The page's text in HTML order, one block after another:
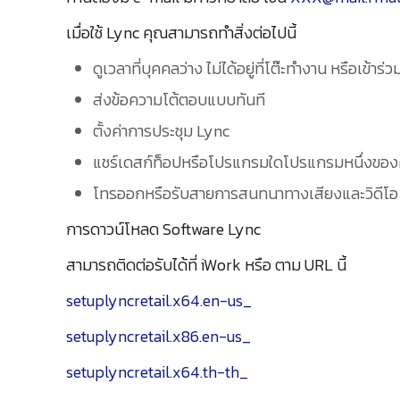
เมื่อใช้ Lync คุณสามารถทำสิ่งต่อไปนี้
ดูเวลาที่บุคคลว่าง ไม่ได้อยู่ที่โต๊ะทำงาน หรือเข้าร่ว
ส่งข้อความโต้ตอบแบบทันที
ตั้งค่าการประชุม Lync
แชร์เดสก์ท็อปหรือโปรแกรมใดโปรแกรมหนึ่งขอ
โทรออกหรือรับสายการสนทนาทางเสียงและวิดีโอ
การดาวน์โหลด Software Lync
สามารถติดต่อรับได้ที่ iWork หรือ ตาม URL นี้
setuplyncretail.x64.en-us_
setuplyncretail.x86.en-us_
setuplyncretail.x64.th-th_